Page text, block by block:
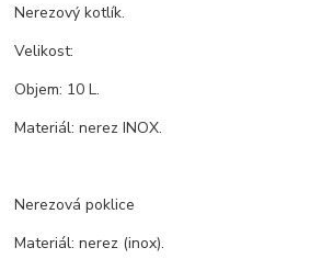
Nerezový kotlík.
Velikost:
Objem: 10 L.
Materiál: nerez INOX.
Nerezová poklice
Materiál: nerez (inox).